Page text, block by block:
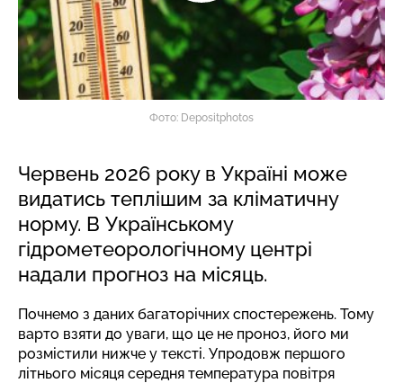
Фото: Depositphotos
Червень 2026 року в Україні може
видатись теплішим за кліматичну
норму. В Українському
гідрометеорологічному центрі
надали прогноз на місяць.
Почнемо з даних багаторічних спостережень. Тому
варто взяти до уваги, що це не проноз, його ми
розмістили нижче у тексті. Упродовж першого
літнього місяця середня температура повітря